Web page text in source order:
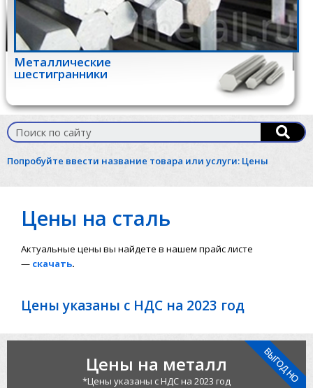
Металлические
шестигранники
Попробуйте ввести название товара или услуги: Цены
Цены на сталь
Актуальные цены вы найдете в нашем прайс листе
— скачать.
Цены указаны с НДС на 2023 год
Цены на металл
*Цены указаны с НДС на 2023 год ВЫГОДНО